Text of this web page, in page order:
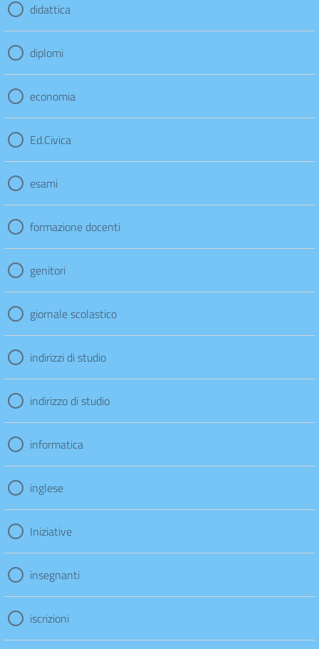
didattica
diplomi
economia
Ed.Civica
esami
formazione docenti
genitori
giornale scolastico
indirizzi di studio
indirizzo di studio
informatica
inglese
Iniziative
insegnanti
iscrizioni